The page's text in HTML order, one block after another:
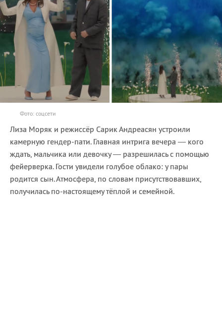
Фото: соцсети
Лиза Моряк и режиссёр Сарик Андреасян устроили
камерную гендер-пати. Главная интрига вечера — кого
ждать, мальчика или девочку — разрешилась с помощью
фейерверка. Гости увидели голубое облако: у пары
родится сын. Атмосфера, по словам присутствовавших,
получилась по-настоящему тёплой и семейной.